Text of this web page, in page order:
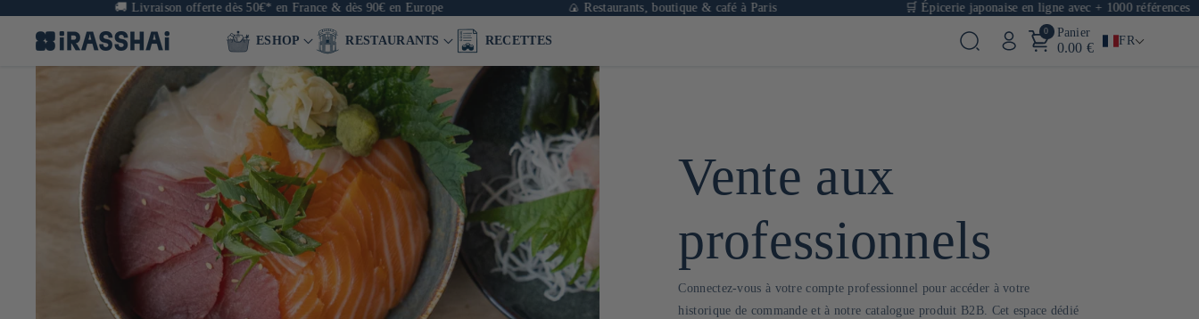
Livraison offerte dès 50€* en France & dès 90€ en Europe 🍙 Restaurants, boutique & café à Paris 🛒 Épicerie japonaise en ligne avec + 1000 références
ESHOP RESTAURANTS RECETTES
0 Panier
0.00 € FR
Vente aux
professionnels
Connectez-vous à votre compte professionnel pour accéder à votre
historique de commande et à notre catalogue produit B2B. Cet espace dédié